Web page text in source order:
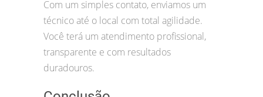
Com um simples contato, enviamos um
técnico até o local com total agilidade.
Você terá um atendimento profissional,
transparente e com resultados
duradouros.